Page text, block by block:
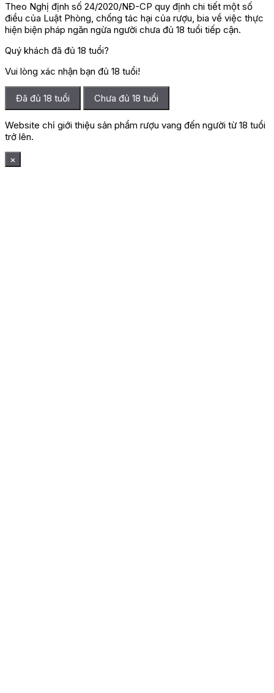
Theo Nghị định số 24/2020/NĐ-CP quy định chi tiết một số
điều của Luật Phòng, chống tác hại của rượu, bia về việc thực
hiện biện pháp ngăn ngừa người chưa đủ 18 tuổi tiếp cận.
Quý khách đã đủ 18 tuổi?
Vui lòng xác nhận bạn đủ 18 tuổi!
Đã đủ 18 tuổi Chưa đủ 18 tuổi
Website chỉ giới thiệu sản phẩm rượu vang đến người từ 18 tuổi
trở lên.
×